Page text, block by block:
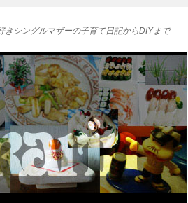
きシングルマザーの子育て日記からDIYまで